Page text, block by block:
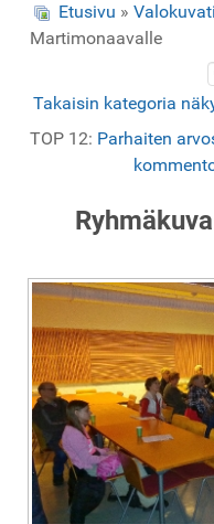
Etusivu »
Martimonaavalle
Takaisin kategoria
TOP 12: Parhaiten